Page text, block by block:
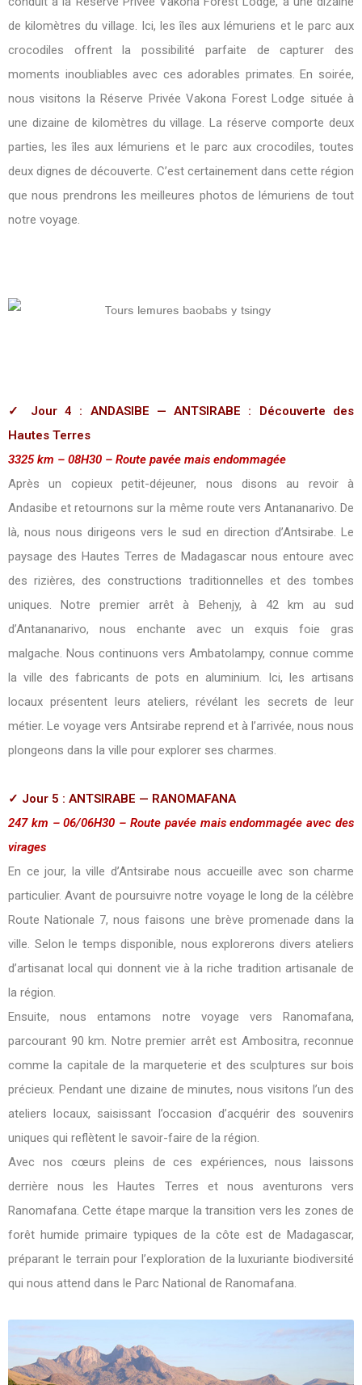
de kilomètres du village. Ici, les îles aux lémuriens et le parc aux
crocodiles offrent la possibilité parfaite de capturer des
moments inoubliables avec ces adorables primates. En soirée,
nous visitons la Réserve Privée Vakona Forest Lodge située à
une dizaine de kilomètres du village. La réserve comporte deux
parties, les îles aux lémuriens et le parc aux crocodiles, toutes
deux dignes de découverte. C’est certainement dans cette région
que nous prendrons les meilleures photos de lémuriens de tout
notre voyage.
✓ Jour 4 : ANDASIBE — ANTSIRABE : Découverte des
Hautes Terres
3325 km – 08H30 – Route pavée mais endommagée
Après un copieux petit-déjeuner, nous disons au revoir à
Andasibe et retournons sur la même route vers Antananarivo. De
là, nous nous dirigeons vers le sud en direction d’Antsirabe. Le
paysage des Hautes Terres de Madagascar nous entoure avec
des rizières, des constructions traditionnelles et des tombes
uniques. Notre premier arrêt à Behenjy, à 42 km au sud
d’Antananarivo, nous enchante avec un exquis foie gras
malgache. Nous continuons vers Ambatolampy, connue comme
la ville des fabricants de pots en aluminium. Ici, les artisans
locaux présentent leurs ateliers, révélant les secrets de leur
métier. Le voyage vers Antsirabe reprend et à l’arrivée, nous nous
plongeons dans la ville pour explorer ses charmes.
✓ Jour 5 : ANTSIRABE — RANOMAFANA
247 km – 06/06H30 – Route pavée mais endommagée avec des
virages
En ce jour, la ville d’Antsirabe nous accueille avec son charme
particulier. Avant de poursuivre notre voyage le long de la célèbre
Route Nationale 7, nous faisons une brève promenade dans la
ville. Selon le temps disponible, nous explorerons divers ateliers
d’artisanat local qui donnent vie à la riche tradition artisanale de
la région.
Ensuite, nous entamons notre voyage vers Ranomafana,
parcourant 90 km. Notre premier arrêt est Ambositra, reconnue
comme la capitale de la marqueterie et des sculptures sur bois
précieux. Pendant une dizaine de minutes, nous visitons l’un des
ateliers locaux, saisissant l’occasion d’acquérir des souvenirs
uniques qui reflètent le savoir-faire de la région.
Avec nos cœurs pleins de ces expériences, nous laissons
derrière nous les Hautes Terres et nous aventurons vers
Ranomafana. Cette étape marque la transition vers les zones de
forêt humide primaire typiques de la côte est de Madagascar,
préparant le terrain pour l’exploration de la luxuriante biodiversité
qui nous attend dans le Parc National de Ranomafana.